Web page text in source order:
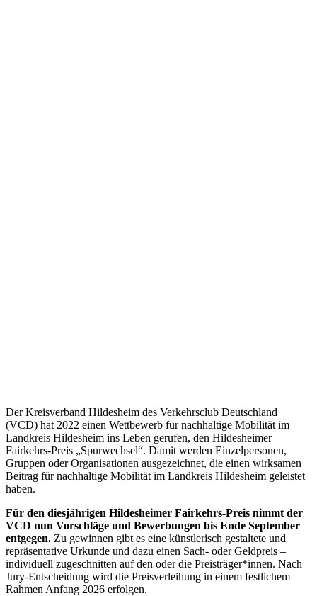
Der Kreisverband Hildesheim des Verkehrsclub Deutschland
(VCD) hat 2022 einen Wettbewerb für nachhaltige Mobilität im
Landkreis Hildesheim ins Leben gerufen, den Hildesheimer
Fairkehrs-Preis „Spurwechsel“. Damit werden Einzelpersonen,
Gruppen oder Organisationen ausgezeichnet, die einen wirksamen
Beitrag für nachhaltige Mobilität im Landkreis Hildesheim geleistet
haben.
Für den diesjährigen Hildesheimer Fairkehrs-Preis nimmt der
VCD nun Vorschläge und Bewerbungen bis Ende September
entgegen. Zu gewinnen gibt es eine künstlerisch gestaltete und
repräsentative Urkunde und dazu einen Sach- oder Geldpreis –
individuell zugeschnitten auf den oder die Preisträger*innen. Nach
Jury-Entscheidung wird die Preisverleihung in einem festlichem
Rahmen Anfang 2026 erfolgen.